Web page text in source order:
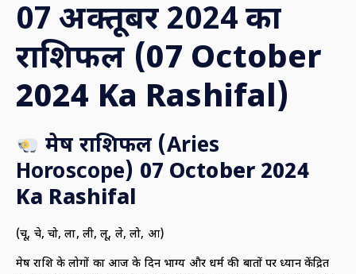
07अक्तूबर 2024का
राशिफल (07 October
2024 Ka Rashifal)
मेष राशिफल (Aries
Horoscope) 07 October 2024
Ka Rashifal
(चू, चे, चो, ला, ली, लू, ले, लो, आ)
मेष राशि के लोगों का आज के दिन भाग्य और धर्म की बातों पर ध्यान केंद्रित